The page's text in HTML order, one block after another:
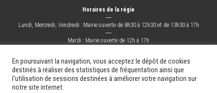
Horaires de la régie
―
Lundi, Mercredi, Vendredi : Mairie ouverte de 8h30 à 12h30 et de 13h30 à 17h
―
Mardi : Mairie ouverte de 12h à 17h
La Ville Mes démarches Grandir ! Sortir ! Changer !
Les docs.
Mentions légales
En poursuivant la navigation, vous acceptez le dépôt de cookies
destinés à réaliser des statistiques de fréquentation ainsi que
l'utilisation de sessions destinées à améliorer votre navigation sur
notre site internet.